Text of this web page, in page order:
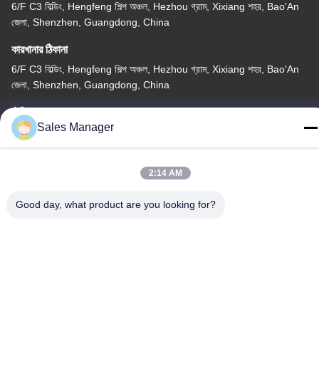
6/F C3 বিল্ডিং, Hengfeng শিল্প অঞ্চল, Hezhou গ্রাম, Xixiang শহর, Bao'An
জেলা, Shenzhen, Guangdong, China
কারখানার ঠিকানা
6/F C3 বিল্ডিং, Hengfeng শিল্প অঞ্চল, Hezhou গ্রাম, Xixiang শহর, Bao'An
জেলা, Shenzhen, Guangdong, China
টেলিফোন
86--13662697476
Sales Manager
2:14 AM
Good day, what product are you looking for?